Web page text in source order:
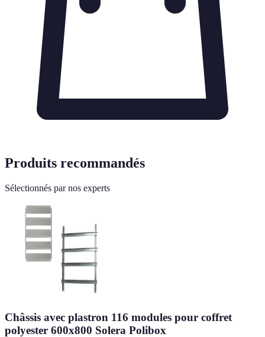
Produits recommandés
Sélectionnés par nos experts
Châssis avec plastron 116 modules pour coffret
polyester 600x800 Solera Polibox